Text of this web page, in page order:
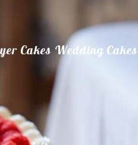
Cakes Wedding Cakes